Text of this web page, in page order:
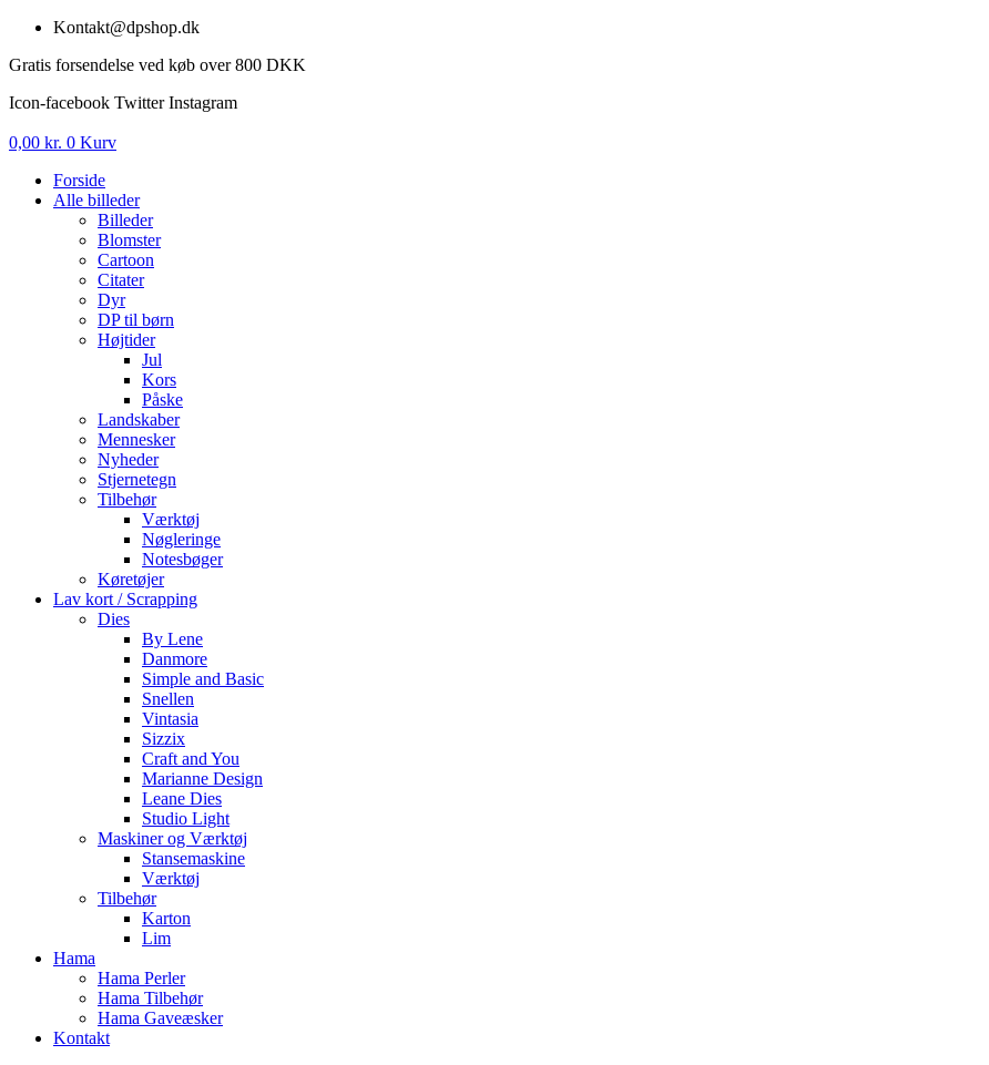
Videre
indhold
Kontakt@dpshop.dk
Gratis forsendelse ved køb over 800 DKK
Icon-facebook Twitter Instagram
0,00 kr. 0 Kurv
Forside
Alle billeder
Billeder
Blomster
Cartoon
Citater
Dyr
DP til børn
Højtider
Jul
Kors
Påske
Landskaber
Mennesker
Nyheder
Stjernetegn
Tilbehør
Værktøj
Nøgleringe
Notesbøger
Køretøjer
Lav kort / Scrapping
Dies
By Lene
Danmore
Simple and Basic
Snellen
Vintasia
Sizzix
Craft and You
Marianne Design
Leane Dies
Studio Light
Maskiner og Værktøj
Stansemaskine
Værktøj
Tilbehør
Karton
Lim
Hama
Hama Perler
Hama Tilbehør
Hama Gaveæsker
Kontakt